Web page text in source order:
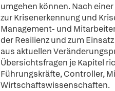
umgehen können. Nach
zur Krisenerkennung und
Management- und
der Resilienz und zum
aus aktuellen
Übersichtsfragen je Kapitel
Führungskräfte, Controller,
Wirtschaftswissenschaften.